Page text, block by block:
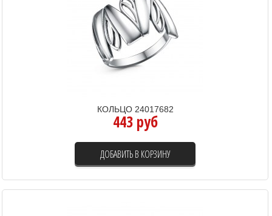
КОЛЬЦО 24017682
443 руб
ДОБАВИТЬ В КОРЗИНУ